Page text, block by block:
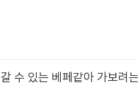
수 있는 베페같아 가보려